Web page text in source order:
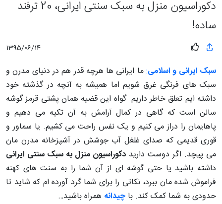
دکوراسیون منزل به سبک سنتی ایرانی، 20 ترفند
ساده!
1395/06/14
سبک ایرانی و اسلامی:ما ایرانی ها هرچه قدر هم در دنیای مدرن و
سبک های فرنگی غرق شویم اما همیشه به آنچه در گذشته خود
داشته ایم تعلق خاطر داریم. گواه این قضیه همان پشتی قرمز گوشه
سالن است که گاهی در کمال آرامش به آن تکیه می دهیم و
پاهایمان را دراز می کنیم و یک نفس راحت می کشیم. یا سماور و
قوری قدیمی که صدای غلغل آب جوشش در آشپزخانه مدرن مان
می پیچد. اگر دوست دارید دکوراسیون منزل به سبک سنتی ایرانی
داشته باشید یا حتی گوشه ای از آن شما را به سنت های کهنه
فراموش شده مان ببرد، نکاتی را برای شما گرد آورده ام که شاید تا
حدودی به شما کمک کند. با چیدانه همراه باشید…